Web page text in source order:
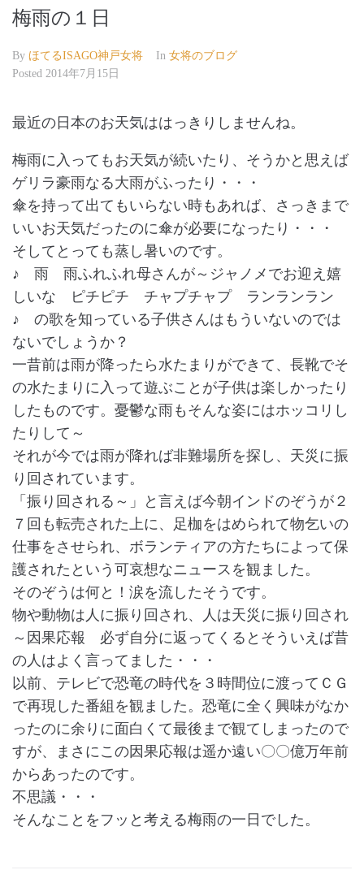
梅雨の１日
By ほてるISAGO神戸女将 In 女将のブログ
Posted 2014年7月15日
最近の日本のお天気ははっきりしませんね。
梅雨に入ってもお天気が続いたり、そうかと思えば
ゲリラ豪雨なる大雨がふったり・・・
傘を持って出てもいらない時もあれば、さっきまで
いいお天気だったのに傘が必要になったり・・・
そしてとっても蒸し暑いのです。
♪ 雨 雨ふれふれ母さんが～ジャノメでお迎え嬉
しいな ピチピチ チャプチャプ ランランラン
♪ の歌を知っている子供さんはもういないのでは
ないでしょうか？
一昔前は雨が降ったら水たまりができて、長靴でそ
の水たまりに入って遊ぶことが子供は楽しかったり
したものです。憂鬱な雨もそんな姿にはホッコリし
たりして～
それが今では雨が降れば非難場所を探し、天災に振
り回されています。
「振り回される～」と言えば今朝インドのぞうが２
７回も転売された上に、足枷をはめられて物乞いの
仕事をさせられ、ボランティアの方たちによって保
護されたという可哀想なニュースを観ました。
そのぞうは何と！涙を流したそうです。
物や動物は人に振り回され、人は天災に振り回され
～因果応報 必ず自分に返ってくるとそういえば昔
の人はよく言ってました・・・
以前、テレビで恐竜の時代を３時間位に渡ってＣＧ
で再現した番組を観ました。恐竜に全く興味がなか
ったのに余りに面白くて最後まで観てしまったので
すが、まさにこの因果応報は遥か遠い〇〇億万年前
からあったのです。
不思議・・・
そんなことをフッと考える梅雨の一日でした。